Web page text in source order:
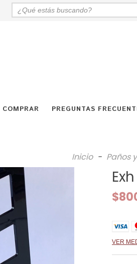
COMPRAR PREGUNTAS
Inicio - Paños
VER